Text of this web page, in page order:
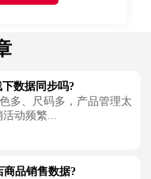
数据同步吗?
多、尺码多，产品管理太
动频繁...
商品销售数据?